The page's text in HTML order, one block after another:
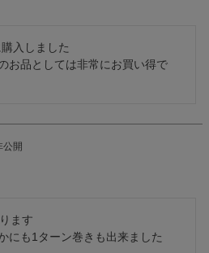
入しました
お品としては非常にお買い得で
公開
ます